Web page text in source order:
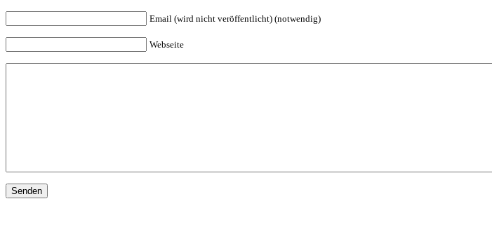
Email (wird nicht veröffentlicht) (notwendig)
Webseite